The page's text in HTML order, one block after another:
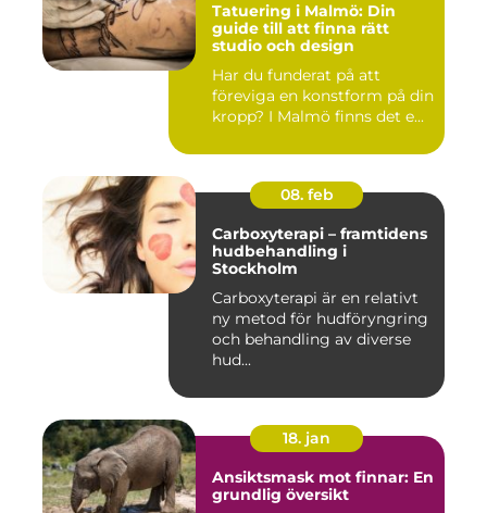
Tatuering i Malmö: Din
guide till att finna rätt
studio och design
Har du funderat på att
föreviga en konstform på din
kropp? I Malmö finns det e...
08. feb
Carboxyterapi – framtidens
hudbehandling i
Stockholm
Carboxyterapi är en relativt
ny metod för hudföryngring
och behandling av diverse
hud...
18. jan
Ansiktsmask mot finnar: En
grundlig översikt